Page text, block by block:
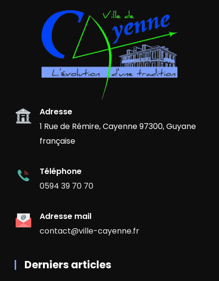
Adresse
1 Rue de Rémire, Cayenne 97300, Guyane
française
Téléphone
0594 39 70 70
Adresse mail
contact@ville-cayenne.fr
Derniers articles